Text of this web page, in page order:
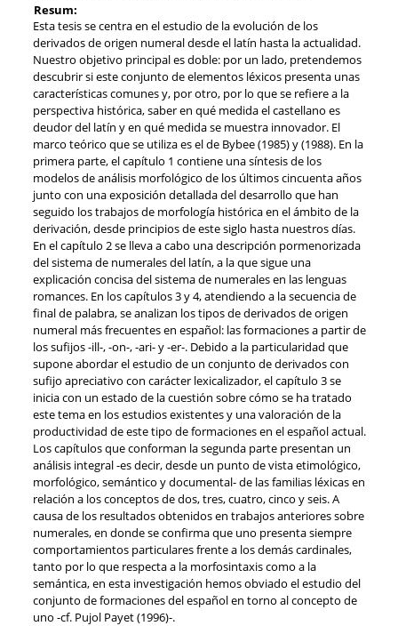
Resum:
Esta tesis se centra en el estudio de la evolución de los
derivados de origen numeral desde el latín hasta la actualidad.
Nuestro objetivo principal es doble: por un lado, pretendemos
descubrir si este conjunto de elementos léxicos presenta unas
características comunes y, por otro, por lo que se refiere a la
perspectiva histórica, saber en qué medida el castellano es
deudor del latín y en qué medida se muestra innovador. El
marco teórico que se utiliza es el de Bybee (1985) y (1988). En la
primera parte, el capítulo 1 contiene una síntesis de los
modelos de análisis morfológico de los últimos cincuenta años
junto con una exposición detallada del desarrollo que han
seguido los trabajos de morfología histórica en el ámbito de la
derivación, desde principios de este siglo hasta nuestros días.
En el capítulo 2 se lleva a cabo una descripción pormenorizada
del sistema de numerales del latín, a la que sigue una
explicación concisa del sistema de numerales en las lenguas
romances. En los capítulos 3 y 4, atendiendo a la secuencia de
final de palabra, se analizan los tipos de derivados de origen
numeral más frecuentes en español: las formaciones a partir de
los sufijos -ill-, -on-, -ari- y -er-. Debido a la particularidad que
supone abordar el estudio de un conjunto de derivados con
sufijo apreciativo con carácter lexicalizador, el capítulo 3 se
inicia con un estado de la cuestión sobre cómo se ha tratado
este tema en los estudios existentes y una valoración de la
productividad de este tipo de formaciones en el español actual.
Los capítulos que conforman la segunda parte presentan un
análisis integral -es decir, desde un punto de vista etimológico,
morfológico, semántico y documental- de las familias léxicas en
relación a los conceptos de dos, tres, cuatro, cinco y seis. A
causa de los resultados obtenidos en trabajos anteriores sobre
numerales, en donde se confirma que uno presenta siempre
comportamientos particulares frente a los demás cardinales,
tanto por lo que respecta a la morfosintaxis como a la
semántica, en esta investigación hemos obviado el estudio del
conjunto de formaciones del español en torno al concepto de
uno -cf. Pujol Payet (1996)-.